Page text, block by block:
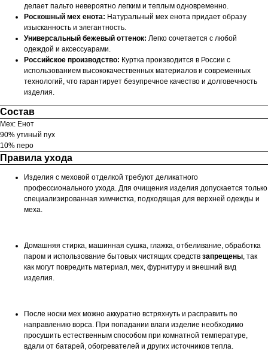
делает пальто невероятно легким и теплым одновременно.
Роскошный мех енота: Натуральный мех енота придает образу
изысканность и элегантность.
Универсальный бежевый оттенок: Легко сочетается с любой
одеждой и аксессуарами.
Российское производство: Куртка производится в России с
использованием высококачественных материалов и современных
технологий, что гарантирует безупречное качество и долговечность
изделия.
Состав
Мех: Енот
90% утиный пух
10% перо
Правила ухода
Изделия с меховой отделкой требуют деликатного
профессионального ухода. Для очищения изделия допускается только
специализированная химчистка, подходящая для верхней одежды и
меха.
Домашняя стирка, машинная сушка, глажка, отбеливание, обработка
паром и использование бытовых чистящих средств запрещены , так
как могут повредить материал, мех, фурнитуру и внешний вид
изделия.
После носки мех можно аккуратно встряхнуть и расправить по
направлению ворса. При попадании влаги изделие необходимо
просушить естественным способом при комнатной температуре,
вдали от батарей, обогревателей и других источников тепла.